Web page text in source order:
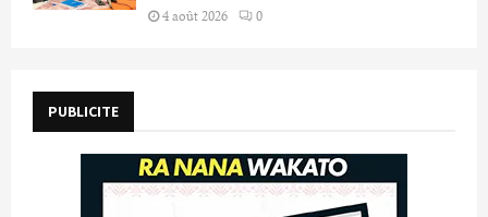
4 août 2026 0
PUBLICITE